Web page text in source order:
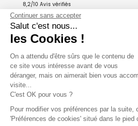
8,2/10 Avis vérifiés
L'Appli Phox
A propos de Phox
Services et garanties
Continuer sans accepter
Salut c'est nous...
les Cookies !
On a attendu d'être sûrs que le contenu de
ce site vous intéresse avant de vous
déranger, mais on aimerait bien vous
visite...
C'est OK pour vous ?
Pour modifier vos préférences par la suite,
'Préférences de cookies' situé dans le pied